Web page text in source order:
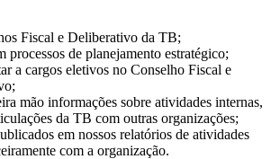
Fiscal e Deliberativo da TB;
processos de planejamento estratégico;
a cargos eletivos no Conselho Fiscal e
mão informações sobre atividades internas,
da TB com outras organizações;
em nossos relatórios de atividades
com a organização.